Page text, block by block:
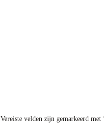
Vereiste velden zijn gemarkeerd met